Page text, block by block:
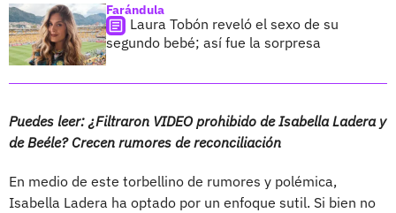
Farándula
Laura Tobón reveló el sexo de su
segundo bebé; así fue la sorpresa
Puedes leer: ¿Filtraron VIDEO prohibido de Isabella Ladera y
de Beéle? Crecen rumores de reconciliación
En medio de este torbellino de rumores y polémica,
Isabella Ladera ha optado por un enfoque sutil. Si bien no